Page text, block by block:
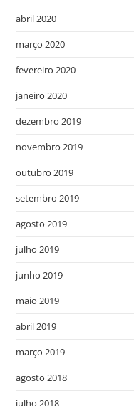
abril 2020
março 2020
fevereiro 2020
janeiro 2020
dezembro 2019
novembro 2019
outubro 2019
setembro 2019
agosto 2019
julho 2019
junho 2019
maio 2019
abril 2019
março 2019
agosto 2018
julho 2018